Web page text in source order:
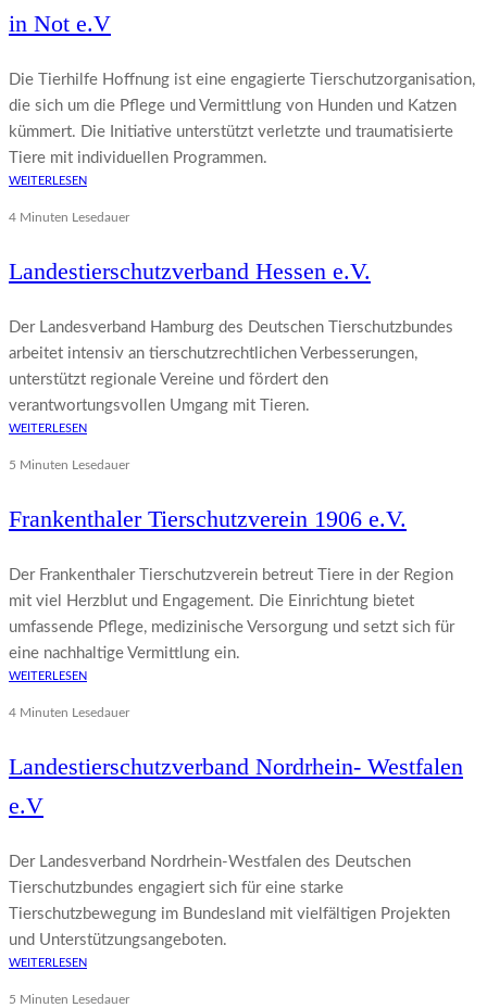
in Not e.V
Die Tierhilfe Hoffnung ist eine engagierte Tierschutzorganisation,
die sich um die Pflege und Vermittlung von Hunden und Katzen
kümmert. Die Initiative unterstützt verletzte und traumatisierte
Tiere mit individuellen Programmen.
WEITERLESEN
4 Minuten Lesedauer
Landestierschutzverband Hessen e.V.
Der Landesverband Hamburg des Deutschen Tierschutzbundes
arbeitet intensiv an tierschutzrechtlichen Verbesserungen,
unterstützt regionale Vereine und fördert den
verantwortungsvollen Umgang mit Tieren.
WEITERLESEN
5 Minuten Lesedauer
Frankenthaler Tierschutzverein 1906 e.V.
Der Frankenthaler Tierschutzverein betreut Tiere in der Region
mit viel Herzblut und Engagement. Die Einrichtung bietet
umfassende Pflege, medizinische Versorgung und setzt sich für
eine nachhaltige Vermittlung ein.
WEITERLESEN
4 Minuten Lesedauer
Landestierschutzverband Nordrhein- Westfalen
e.V
Der Landesverband Nordrhein-Westfalen des Deutschen
Tierschutzbundes engagiert sich für eine starke
Tierschutzbewegung im Bundesland mit vielfältigen Projekten
und Unterstützungsangeboten.
WEITERLESEN
5 Minuten Lesedauer